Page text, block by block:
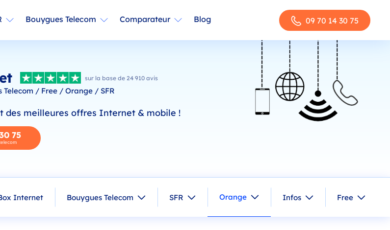
Bouygues Telecom Comparateur Blog 09 70 14 30 75
sur la base de 24 910 avis
/ Free / Orange / SFR
des meilleures offres Internet & mobile !
75
Internet Bouygues Telecom SFR Orange Infos Free